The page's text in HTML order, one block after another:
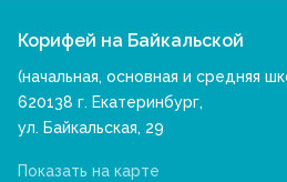
Корифей на Байкальской
(начальная, основная и средняя
620138 г. Екатеринбург,
ул. Байкальская, 29
Показать на карте